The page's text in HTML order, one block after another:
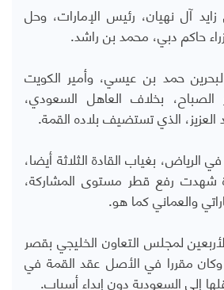
آل نهيان، رئيس الإمارات، وحل
حاكم دبي، محمد بن راشد.
حمد بن عيسي، وأمير الكويت
الصباح، بخلاف العاهل السعودي،
الذي تستضيف بلاده القمة.
وعقدت القمة الـ 39 في الرياض، بغياب القادة الثلاثة أيضا،
شهدت رفع قطر مستوى المشاركة،
والعماني كما هو.
لمجلس التعاون الخليجي بقصر
وكان مقررا في الأصل عقد القمة في
إلى السعودية دون إبداء أسباب.